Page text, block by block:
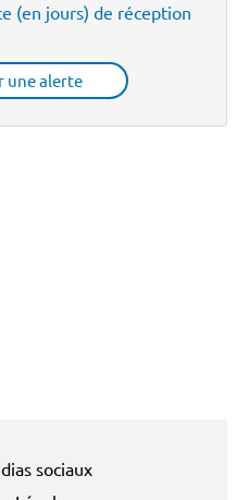
(en jours) de réception
sociaux